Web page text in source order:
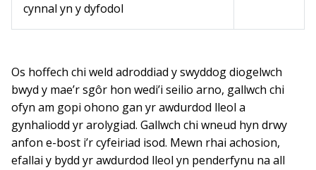
cynnal yn y dyfodol
Os hoffech chi weld adroddiad y swyddog diogelwch
bwyd y mae’r sgôr hon wedi’i seilio arno, gallwch chi
ofyn am gopi ohono gan yr awdurdod lleol a
gynhaliodd yr arolygiad. Gallwch chi wneud hyn drwy
anfon e-bost i’r cyfeiriad isod. Mewn rhai achosion,
efallai y bydd yr awdurdod lleol yn penderfynu na all